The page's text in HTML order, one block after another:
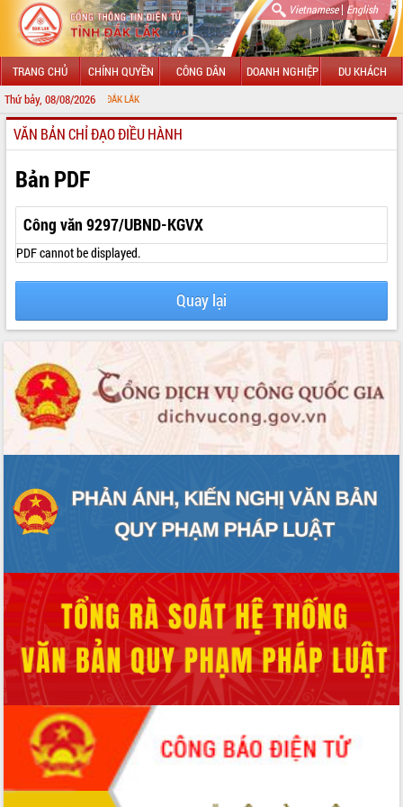
Vietnamese| English
TRANG CHỦ CHÍNH QUYỀN CÔNG DÂN DOANH NGHIỆP DU KHÁCH
Thứ bảy, 08/08/2026
GIỚI THIỆU
LÃNH ĐẠO UBND TỈNH
TIN TỨC SỰ KIỆN
SỞ, BAN, NGÀNH
UBND CÁC XÃ, PHƯỜNG
THÔNG TIN CHỈ ĐẠO ĐIỀU HÀNH
VĂN BẢN HĐND TỈNH
ĐIỂM TIN VĂN BẢN
VĂN BẢN CHỈ ĐẠO ĐIỀU HÀNH
Bản PDF
Công văn 9297/UBND-KGVX
PDF cannot be displayed.
Quay lại